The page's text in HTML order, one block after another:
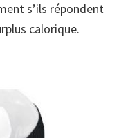
s’ils répondent
calorique.